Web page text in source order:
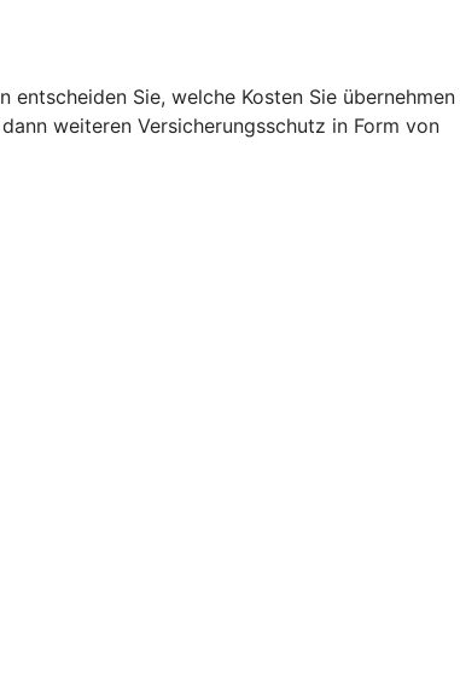
entscheiden Sie, welche Kosten Sie übernehmen
weiteren Versicherungsschutz in Form von